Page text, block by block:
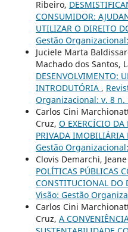
Ribeiro,
CONSUMIDOR:
UTILIZAR O DIREITO
Gestão
Juciele Marta
Machado dos Santos,
DESENVOLVIMENTO:
INTRODUTÓRIA ,
Organizacional: v. 8 n.
Carlos Cini
Cruz, O EXERCÍCIO DA
PRIVADA IMOBILIÁRIA
Gestão
Clovis Demarchi,
POLÍTICAS PÚBLICAS
CONSTITUCIONAL DO
Visão: Gestão
Carlos Cini
Cruz, A